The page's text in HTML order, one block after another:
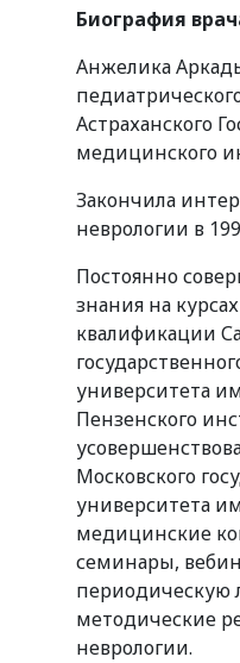
Биография
Анжелика
Астраханского
медицинского
Закончила
неврологии в
Постоянно
знания на
квалификации
университета
Пензенского
Московского
университета
медицинские
семинары,
периодическую
методические
неврологии.